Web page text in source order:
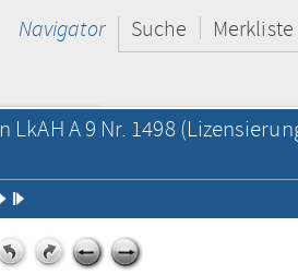
Navigator Suche Merkliste
LkAH A 9 Nr. 1498